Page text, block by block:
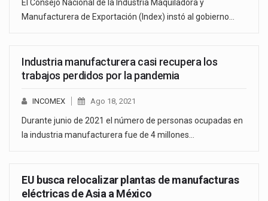
El Consejo Nacional de la Industria Maquiladora y
Manufacturera de Exportación (Index) instó al gobierno…
Industria manufacturera casi recupera los
trabajos perdidos por la pandemia
INCOMEX Ago 18, 2021
Durante junio de 2021 el número de personas ocupadas en
la industria manufacturera fue de 4 millones…
EU busca relocalizar plantas de manufacturas
eléctricas de Asia a México